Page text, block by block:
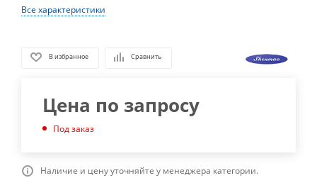
Все характеристики
В избранное Сравнить
Цена по запросу
Под заказ
Наличие и цену уточняйте у менеджера категории.